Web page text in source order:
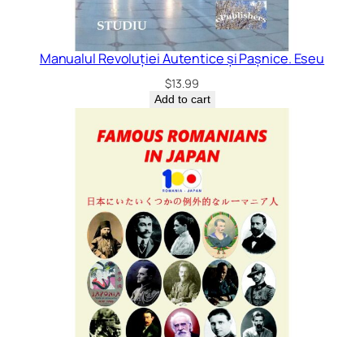
Manualul Revoluției Autentice și Pașnice. Eseu
$13.99
Add to cart